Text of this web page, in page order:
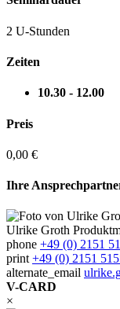
2 U-Stunden
Zeiten
10.30 - 12.00
Preis
0,00 €
Ihre
Ulrike Groth
phone +49 (0) 2151
print +49 (0) 2151
alternate_email
V-CARD
×